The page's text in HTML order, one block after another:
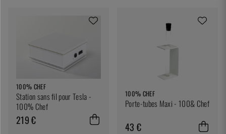
100% CHEF
Station sans fil pour Tesla -
100% Chef
219 €
100% CHEF
Porte-tubes Maxi - 100& Chef
43 €